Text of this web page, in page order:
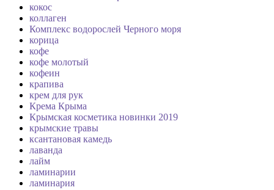
кокос
коллаген
Комплекс водорослей Черного моря
корица
кофе
кофе молотый
кофеин
крапива
крем для рук
Крема Крыма
Крымская косметика новинки 2019
крымские травы
ксантановая камедь
лаванда
лайм
ламинарии
ламинария